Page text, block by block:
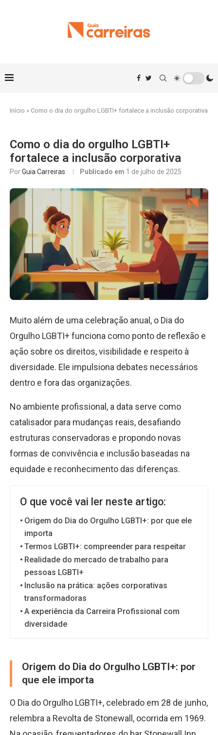
Início » Como o dia do orgulho LGBTI+ fortalece a inclusão corporativa
Como o dia do orgulho LGBTI+
fortalece a inclusão corporativa
PorGuia Carreiras Publicado em 1 de julho de 2025
Muito além de uma celebração anual, o Dia do
Orgulho LGBTI+ funciona como ponto de reflexão e
ação sobre os direitos, visibilidade e respeito à
diversidade. Ele impulsiona debates necessários
dentro e fora das organizações.
No ambiente profissional, a data serve como
catalisador para mudanças reais, desafiando
estruturas conservadoras e propondo novas
formas de convivência e inclusão baseadas na
equidade e reconhecimento das diferenças.
O que você vai ler neste artigo:
Origem do Dia do Orgulho LGBTI+: por que ele
importa
Termos LGBTI+: compreender para respeitar
Realidade do mercado de trabalho para
pessoas LGBTI+
Inclusão na prática: ações corporativas
transformadoras
A experiência da Carreira Profissional com
diversidade
Origem do Dia do Orgulho LGBTI+: por
que ele importa
O Dia do Orgulho LGBTI+, celebrado em 28 de junho,
relembra a Revolta de Stonewall, ocorrida em 1969.